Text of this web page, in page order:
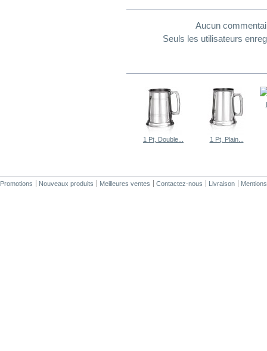
Aucun
Seuls les utilisateurs
1 Pt, Double... 1 Pt, Plain...
Promotions Nouveaux produits Meilleures ventes Contactez-nous Livraison